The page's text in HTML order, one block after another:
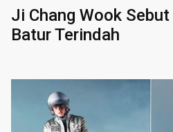
Ji Chang Wook
Batur Terindah